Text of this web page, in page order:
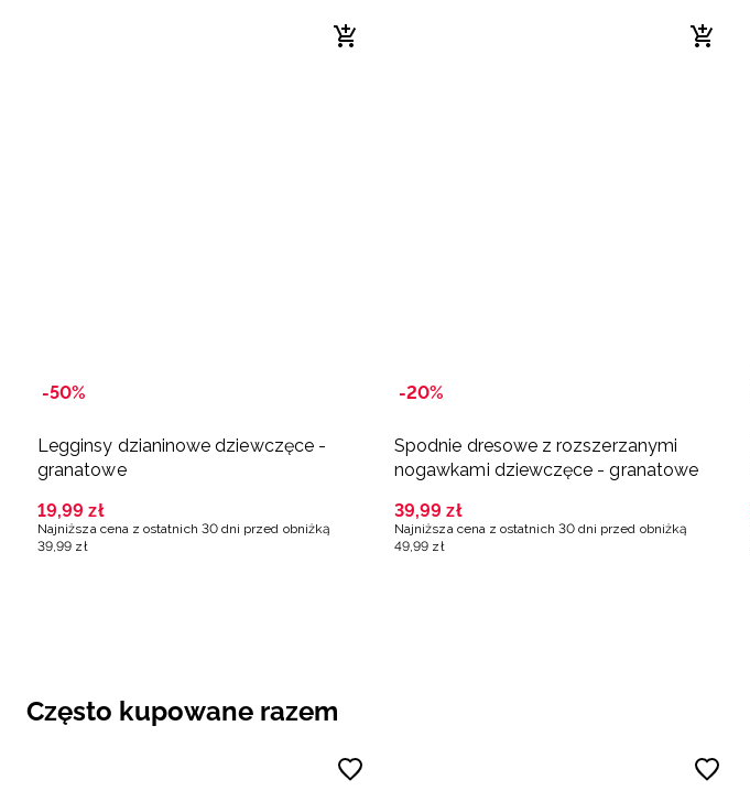
-50%
Legginsy dzianinowe dziewczęce -
granatowe
19,99 zł
Najniższa cena z ostatnich 30 dni przed obniżką
39,99 zł
-20%
Spodnie dresowe z rozszerzanymi
nogawkami dziewczęce - granatowe
39,99 zł
Najniższa cena z ostatnich 30 dni przed obniżką
49,99 zł
Często kupowane razem